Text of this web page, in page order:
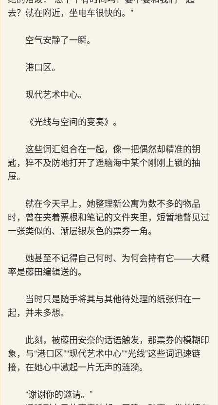
去？就在附近，坐电车很快的。”
空气安静了一瞬。
港口区。
现代艺术中心。
《光线与空间的变奏》。
这些词汇组合在一起，像一把偶然却精准的钥
匙，猝不及防地打开了遥脑海中某个刚刚上锁的抽
屉。
就在今天早上，她整理新公寓为数不多的物品
时，曾在夹着票根和笔记的文件夹里，短暂地瞥见过
一张类似的、渐层银灰色的票券一角。
她甚至不记得自己何时、为何会持有它——大概
率是藤田编辑送的。
当时只是随手将其与其他待处理的纸张归在一
起，并未多想。
此刻，被藤田安奈的话语触发，那票券的模糊印
象，与“港口区”“现代艺术中心”“光线”这些词迅速链
接，在她心中激起一片无声的涟漪。
“谢谢你的邀请。”